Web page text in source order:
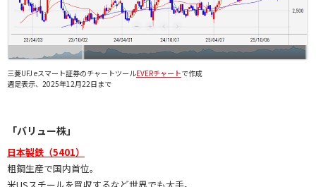
三菱UFJ eスマート証券のチャートツールEVERチャートで作成
週足表示、2025年12月22日まで
「バリュー株」
日本製鉄（5401）
粗鋼生産で国内首位。